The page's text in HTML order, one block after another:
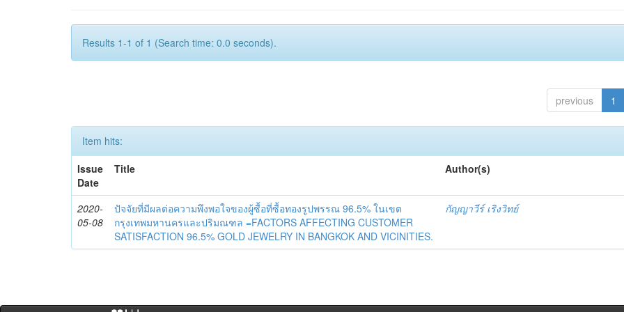
Results 1-1 of 1 (Search time: 0.0 seconds).
previous 1
Item hits:
Issue
Date
Title Author(s)
2020-
05-08
ปัจจัยที่มีผลต่อความพึงพอใจของผู้ซื้อที่ซื้อทองรูปพรรณ 96.5% ในเขต
กรุงเทพมหานครและปริมณฑล =FACTORS AFFECTING CUSTOMER
SATISFACTION 96.5% GOLD JEWELRY IN BANGKOK AND VICINITIES.
กัญญาวีร์ เริงวิทย์